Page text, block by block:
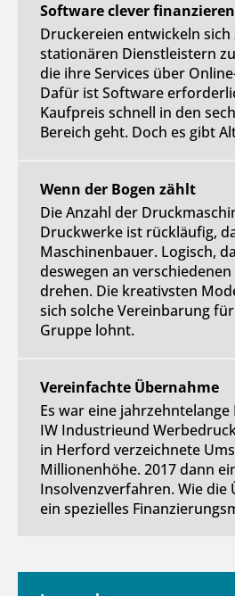
Software clever finanzieren
Druckereien entwickeln
stationären Dienstleistern
die ihre Services über
Dafür ist Software
Kaufpreis schnell in den
Bereich geht. Doch es gibt
Wenn der Bogen zählt
Die Anzahl der
Druckwerke ist rückläufig,
Maschinenbauer. Logisch,
deswegen an
drehen. Die kreativsten
sich solche Vereinbarung
Gruppe lohnt.
Vereinfachte Übernahme
Es war eine
IW Industrieund
in Herford verzeichnete
Millionenhöhe. 2017 dann
Insolvenzverfahren. Wie die
ein spezielles